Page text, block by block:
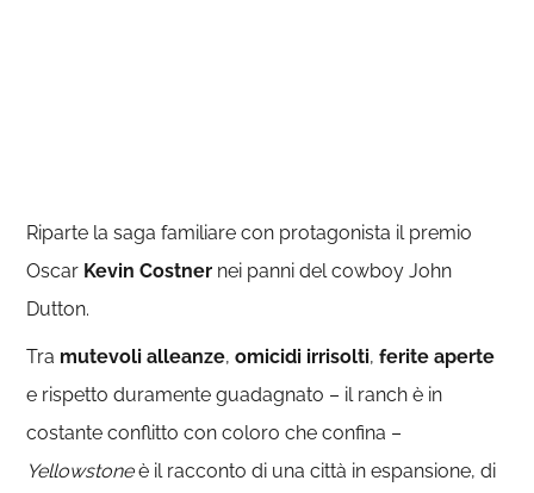
Riparte la saga familiare con protagonista il premio
Oscar Kevin Costner nei panni del cowboy John
Dutton.
Tra mutevoli alleanze,omicidi irrisolti,ferite aperte
e rispetto duramente guadagnato – il ranch è in
costante conflitto con coloro che confina –
Yellowstoneè il racconto di una città in espansione, di